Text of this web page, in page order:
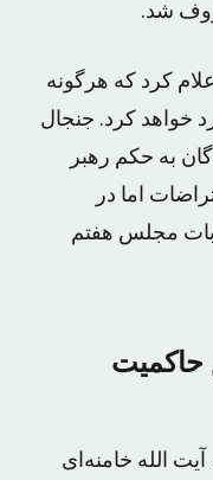
شد.
کرد که هرگونه
خواهد کرد. جنجال
به حکم رهبر
اما در
مجلس هفتم
الله خامنه‌ای